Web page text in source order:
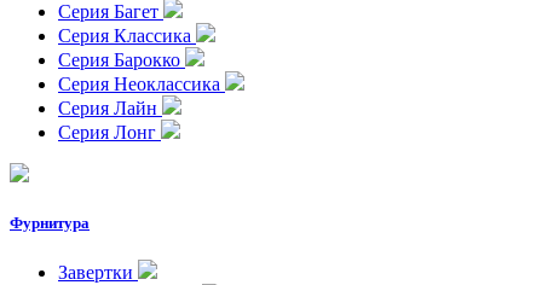
Серия Багет
Серия Классика
Серия Барокко
Серия Неоклассика
Серия Лайн
Серия Лонг
Фурнитура
Завертки